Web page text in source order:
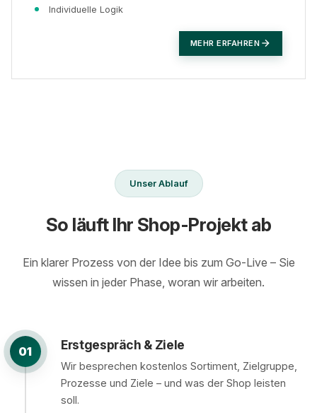
Individuelle Logik
MEHR ERFAHREN
Unser Ablauf
So läuft Ihr Shop-Projekt ab
Ein klarer Prozess von der Idee bis zum Go-Live – Sie
wissen in jeder Phase, woran wir arbeiten.
01 Erstgespräch & Ziele
Wir besprechen kostenlos Sortiment, Zielgruppe,
Prozesse und Ziele – und was der Shop leisten
soll.